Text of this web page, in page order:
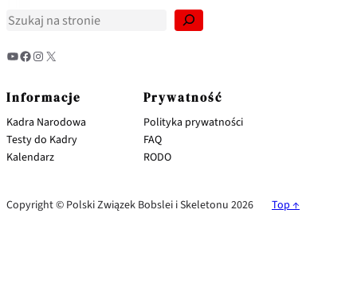
k
jYouTube Facebook Instagram X
Informacje
Kadra Narodowa
Testy do Kadry
Kalendarz
Prywatność
Polityka prywatności
FAQ
RODO
Copyright © Polski Związek Bobslei i Skeletonu 2026 Top ↑